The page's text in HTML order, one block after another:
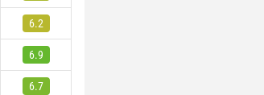
6.2
6.9
6.7